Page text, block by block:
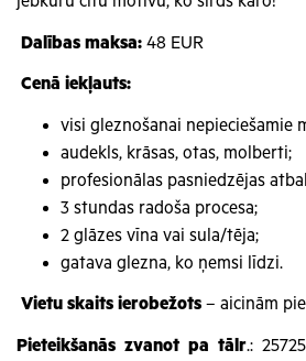
Dalības maksa: 48 EUR
Cenā iekļauts:
visi gleznošanai nepieciešamie
audekls, krāsas, otas, molberti;
profesionālas pasniedzējas
3 stundas radoša procesa;
2 glāzes vīna vai sula/tēja;
gatava glezna, ko ņemsi līdzi.
Vietu skaits ierobežots – aicinām
Pieteikšanās zvanot pa tālr.: